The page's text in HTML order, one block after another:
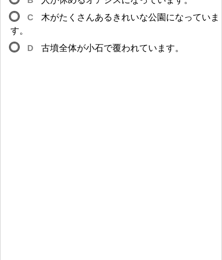
C
木がたくさんあるきれいな公 園 になっていま
す。
D
古墳全体が小石で覆われています。